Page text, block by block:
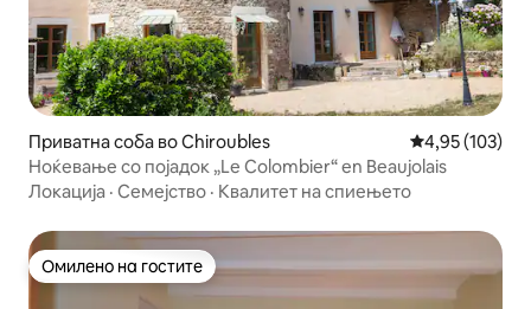
Приватна соба во Chiroubles Просечна
4,95 (103)
Ноќевање со појадок „Le Colombier“ en Beaujolais
Локација · Семејство · Квалитет на спиењето
Омилено на гостите
Омилено на гостите